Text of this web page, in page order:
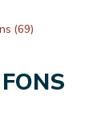
(69)